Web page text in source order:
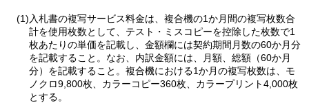
(1)入札書の複写サービス料金は、複合機の1か月間の複写枚数合
計を使用枚数として、テスト・ミスコピーを控除した枚数で1
枚あたりの単価を記載し、金額欄には契約期間月数の60か月分
を記載すること。なお、内訳金額には、月額、総額（60か月
分）を記載すること。複合機における1か月の複写枚数は、モ
ノクロ9,800枚、カラーコピー360枚、カラープリント4,000枚
とする。